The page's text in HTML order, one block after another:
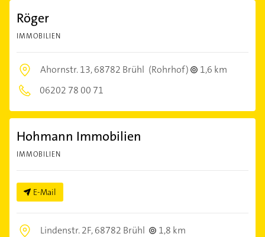
Röger
IMMOBILIEN
Ahornstr. 13,68782 Brühl (Rohrhof)
1,6 km
06202 78 00 71
Hohmann Immobilien
IMMOBILIEN
E-Mail
Lindenstr. 2F,68782 Brühl
1,8 km